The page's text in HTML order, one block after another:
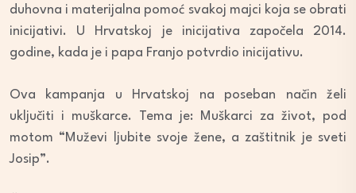
duhovna i materijalna pomoć svakoj majci koja se obrati
inicijativi. U Hrvatskoj je inicijativa započela 2014.
godine, kada je i papa Franjo potvrdio inicijativu.
Ova kampanja u Hrvatskoj na poseban način želi
uključiti i muškarce. Tema je: Muškarci za život, pod
motom “Muževi ljubite svoje žene, a zaštitnik je sveti
Josip”.